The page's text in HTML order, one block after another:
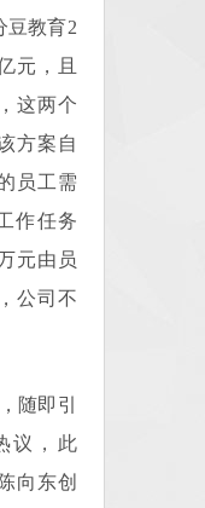
豆教育2
元，且
这两个
方案自
员工需
作任务
元由员
公司不
即引
议，此
向东创